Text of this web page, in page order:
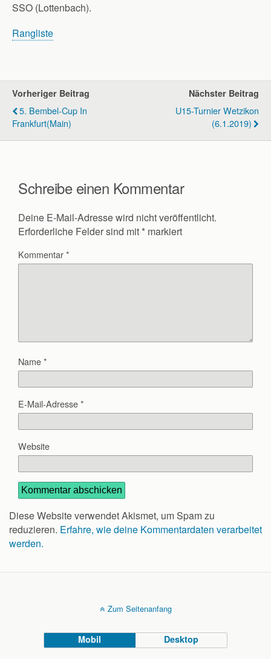
SSO (Lottenbach).
Rangliste
Vorheriger Beitrag
5. Bembel-Cup In
Frankfurt(Main)
Nächster Beitrag
U15-Turnier Wetzikon
(6.1.2019)
Schreibe einen Kommentar
Deine E-Mail-Adresse wird nicht veröffentlicht.
Erforderliche Felder sind mit * markiert
Kommentar*
Name*
E-Mail-Adresse*
Website
Diese Website verwendet Akismet, um Spam zu
reduzieren. Erfahre, wie deine Kommentardaten verarbeitet
werden.
Zum Seitenanfang
Mobil Desktop